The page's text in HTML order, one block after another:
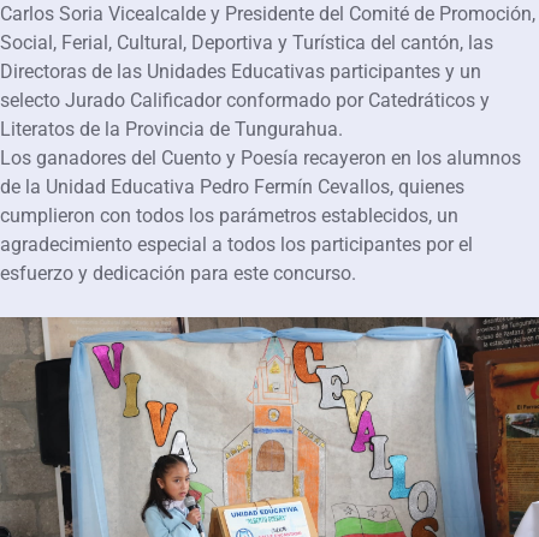
Carlos Soria Vicealcalde y Presidente del Comité de Promoción,
Social, Ferial, Cultural, Deportiva y Turística del cantón, las
Directoras de las Unidades Educativas participantes y un
selecto Jurado Calificador conformado por Catedráticos y
Literatos de la Provincia de Tungurahua.
Los ganadores del Cuento y Poesía recayeron en los alumnos
de la Unidad Educativa Pedro Fermín Cevallos, quienes
cumplieron con todos los parámetros establecidos, un
agradecimiento especial a todos los participantes por el
esfuerzo y dedicación para este concurso.